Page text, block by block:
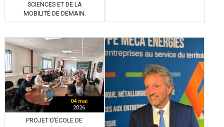
SCIENCES ET DE LA
MOBILITÉ DE DEMAIN.
04 mai
2026
PROJET D’ÉCOLE DE